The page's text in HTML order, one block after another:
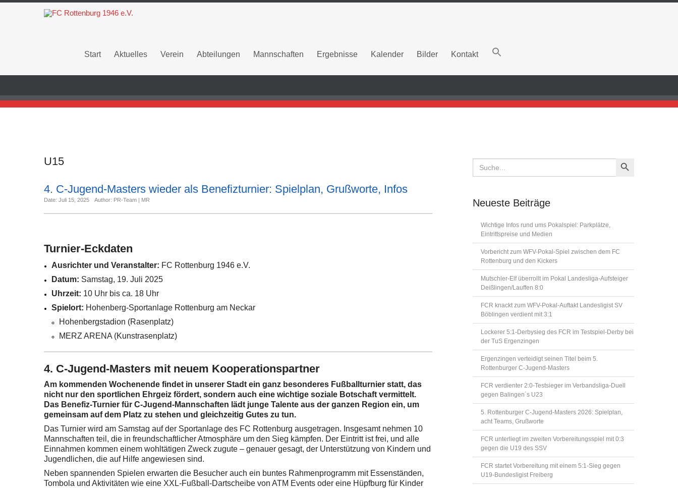
Start Aktuelles Verein Abteilungen Mannschaften Ergebnisse Kalender Bilder Kontakt
U15
4. C-Jugend-Masters wieder als Benefizturnier: Spielplan, Grußworte, Infos
Date: Juli 15, 2025 Author: PR-Team | MR
Turnier-Eckdaten
Ausrichter und Veranstalter: FC Rottenburg 1946 e.V.
Datum: Samstag, 19. Juli 2025
Uhrzeit: 10 Uhr bis ca. 18 Uhr
Spielort: Hohenberg-Sportanlage Rottenburg am Neckar
Hohenbergstadion (Rasenplatz)
MERZ ARENA (Kunstrasenplatz)
4. C-Jugend-Masters mit neuem Kooperationspartner
Am kommenden Wochenende findet in unserer Stadt ein ganz besonderes Fußballturnier statt, das
nicht nur den sportlichen Ehrgeiz fördert, sondern auch eine wichtige soziale Botschaft vermittelt.
Das Benefiz-Turnier für C-Jugend-Mannschaften lädt junge Talente aus der ganzen Region ein, um
gemeinsam auf dem Platz zu stehen und gleichzeitig Gutes zu tun.
Das Turnier wird am Samstag auf der Sportanlage des FC Rottenburg ausgetragen. Insgesamt nehmen 10
Mannschaften teil, die in freundschaftlicher Atmosphäre um den Sieg kämpfen. Der Eintritt ist frei, und alle
Einnahmen kommen einem wohltätigen Zweck zugute – genauer gesagt, der Unterstützung von Kindern und
Jugendlichen, die auf Hilfe angewiesen sind.
Neben spannenden Spielen erwarten die Besucher auch ein buntes Rahmenprogramm mit Essenständen,
Tombola und Aktivitäten wie eine XXL-Fußball-Dartscheibe von ATM Events oder eine Hüpfburg für Kinder
Search
for:
Search Button
Neueste Beiträge
Wichtige Infos rund ums Pokalspiel: Parkplätze,
Eintrittspreise und Medien
Vorbericht zum WFV-Pokal-Spiel zwischen dem FC
Rottenburg und den Kickers
Mutschler-Elf überrollt im Pokal Landesliga-Aufsteiger
Deißlingen/Lauffen 8:0
FCR knackt zum WFV-Pokal-Auftakt Landesligist SV
Böblingen verdient mit 3:1
Lockerer 5:1-Derbysieg des FCR im Testspiel-Derby bei
der TuS Ergenzingen
Ergenzingen verteidigt seinen Titel beim 5.
Rottenburger C-Jugend-Masters
FCR verdienter 2:0-Testsieger im Verbandsliga-Duell
gegen Balingen´s U23
5. Rottenburger C-Jugend-Masters 2026: Spielplan,
acht Teams, Grußworte
FCR unterliegt im zweiten Vorbereitungsspiel mit 0:3
gegen die U19 des SSV
FCR startet Vorbereitung mit einem 5:1-Sieg gegen
U19-Bundesligist Freiberg